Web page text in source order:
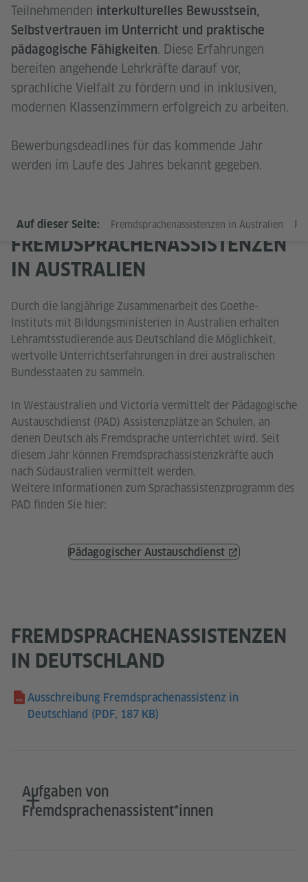
Teilnehmenden interkulturelles Bewusstsein,
Selbstvertrauen im Unterricht und praktische
pädagogische Fähigkeiten. Diese Erfahrungen
bereiten angehende Lehrkräfte darauf vor,
sprachliche Vielfalt zu fördern und in inklusiven,
modernen Klassenzimmern erfolgreich zu arbeiten.
Bewerbungsdeadlines für das kommende Jahr
werden im Laufe des Jahres bekannt gegeben.
Auf dieser Seite: Fremdsprachenassistenzen in Australien
FREMDSPRACHENASSISTENZEN
IN AUSTRALIEN
Durch die langjährige Zusammenarbeit des Goethe-
Instituts mit Bildungsministerien in Australien erhalten
Lehramtsstudierende aus Deutschland die Möglichkeit,
wertvolle Unterrichtserfahrungen in drei australischen
Bundesstaaten zu sammeln.
In Westaustralien und Victoria vermittelt der Pädagogische
Austauschdienst (PAD) Assistenzplätze an Schulen, an
denen Deutsch als Fremdsprache unterrichtet wird. Seit
diesem Jahr können Fremdsprachassistenzkräfte auch
nach Südaustralien vermittelt werden.
Weitere Informationen zum Sprachassistenzprogramm des
PAD finden Sie hier:
Pädagogischer Austauschdienst
FREMDSPRACHENASSISTENZEN
IN DEUTSCHLAND
Ausschreibung Fremdsprachenassistenz in
Deutschland (PDF, 187 KB)
Aufgaben von
Fremdsprachenassistent*innen